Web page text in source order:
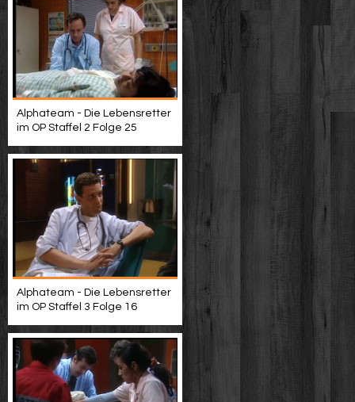
Alphateam - Die Lebensretter
im OP Staffel 2 Folge 25
Alphateam - Die Lebensretter
im OP Staffel 3 Folge 16